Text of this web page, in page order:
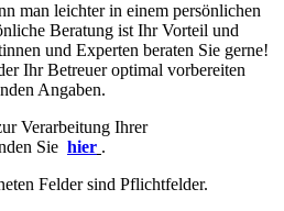
man leichter in einem persönlichen
Beratung ist Ihr Vorteil und
und Experten beraten Sie gerne!
Ihr Betreuer optimal vorbereiten
Angaben.
Verarbeitung Ihrer
Sie hier .
Felder sind Pflichtfelder.